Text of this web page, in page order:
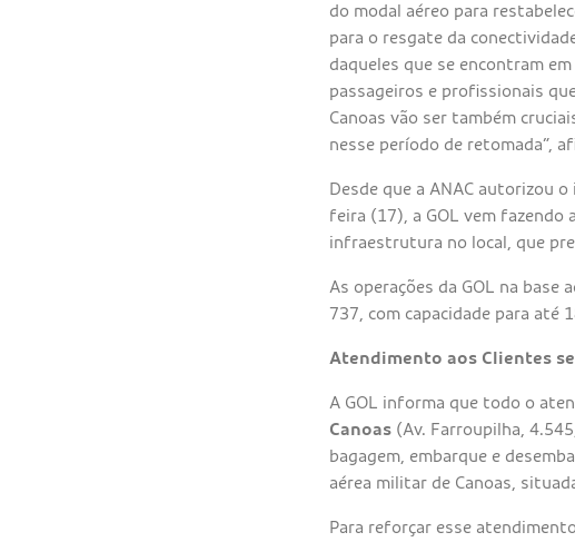
do modal aéreo para
para o resgate da
daqueles que se encontram
passageiros e profissionais
Canoas vão ser também
nesse período de retomada”,
Desde que a ANAC autorizou
feira (17), a GOL vem fazendo
infraestrutura no local, que
As operações da GOL na base
737, com capacidade para até
Atendimento aos Clientes
A GOL informa que todo o
Canoas (Av. Farroupilha,
bagagem, embarque e
aérea militar de Canoas,
Para reforçar esse